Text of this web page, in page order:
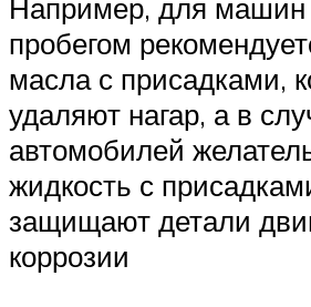
Например, для
пробегом
масла с присадками,
удаляют нагар, а в
автомобилей
жидкость с
защищают детали
коррозии